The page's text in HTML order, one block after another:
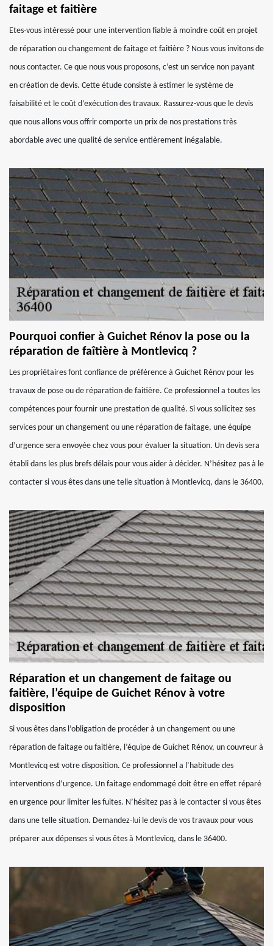
faitage et faitière
Etes-vous intéressé pour une intervention fiable à moindre coût en projet
de réparation ou changement de faitage et faitière ? Nous vous invitons de
nous contacter. Ce que nous vous proposons, c’est un service non payant
en création de devis. Cette étude consiste à estimer le système de
faisabilité et le coût d’exécution des travaux. Rassurez-vous que le devis
que nous allons vous offrir comporte un prix de nos prestations très
abordable avec une qualité de service entièrement inégalable.
Pourquoi confier à Guichet Rénov la pose ou la
réparation de faîtière à Montlevicq ?
Les propriétaires font confiance de préférence à Guichet Rénov pour les
travaux de pose ou de réparation de faitière. Ce professionnel a toutes les
compétences pour fournir une prestation de qualité. Si vous sollicitez ses
services pour un changement ou une réparation de faitage, une équipe
d’urgence sera envoyée chez vous pour évaluer la situation. Un devis sera
établi dans les plus brefs délais pour vous aider à décider. N’hésitez pas à le
contacter si vous êtes dans une telle situation à Montlevicq, dans le 36400.
Réparation et un changement de faitage ou
faitière, l’équipe de Guichet Rénov à votre
disposition
Si vous êtes dans l’obligation de procéder à un changement ou une
réparation de faitage ou faitière, l’équipe de Guichet Rénov, un couvreur à
Montlevicq est votre disposition. Ce professionnel a l’habitude des
interventions d’urgence. Un faitage endommagé doit être en effet réparé
en urgence pour limiter les fuites. N’hésitez pas à le contacter si vous êtes
dans une telle situation. Demandez-lui le devis de vos travaux pour vous
préparer aux dépenses si vous êtes à Montlevicq, dans le 36400.